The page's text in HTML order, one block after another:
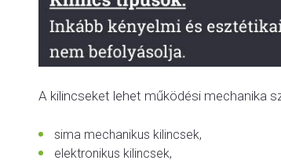
A kilincseket lehet működési mechanika
sima mechanikus kilincsek,
elektronikus kilincsek,